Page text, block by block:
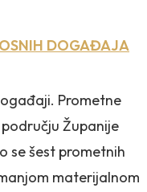
DOGAĐAJA
Prometne
Županije
se šest prometnih
materijalnom